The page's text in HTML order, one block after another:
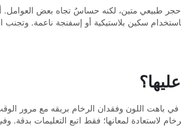
طبيعي متين، لكنه حساسٌ تجاه بعض العوامل.
سكين بلاستيكية أو إسفنجة ناعمة. وتجنب
باهت اللون وفقدان الرخام بريقه مع مرور